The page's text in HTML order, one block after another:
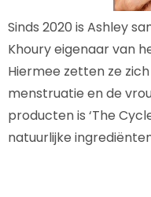
Sinds 2020 is Ashley
Khoury eigenaar van
Hiermee zetten ze
menstruatie en de
producten is ‘The
natuurlijke